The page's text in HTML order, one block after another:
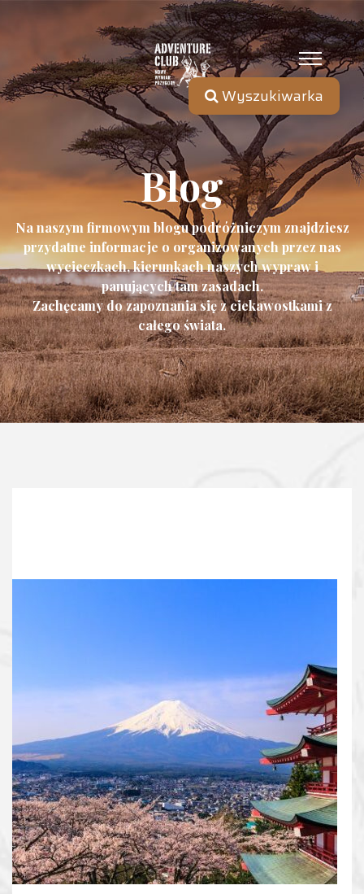
Wyszukiwarka
Blog
Na naszym firmowym blogu podróżniczym znajdziesz
przydatne informacje o organizowanych przez nas
wycieczkach, kierunkach naszych wypraw i
panujących tam zasadach.
Zachęcamy do zapoznania się z ciekawostkami z
całego świata.